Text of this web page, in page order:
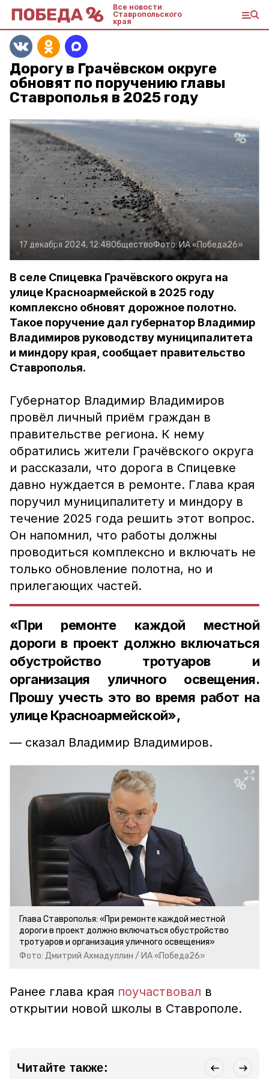
Все новости
Ставропольского
края
Дорогу в Грачёвском округе
обновят по поручению главы
Ставрополья в 2025 году
17 декабря 2024, 12:48ОбществоФото:ИА «Победа26»
В селе Спицевка Грачёвского округа на
улице Красноармейской в 2025 году
комплексно обновят дорожное полотно.
Такое поручение дал губернатор Владимир
Владимиров руководству муниципалитета
и миндору края, сообщает правительство
Ставрополья.
Губернатор Владимир Владимиров
провёл личный приём граждан в
правительстве региона. К нему
обратились жители Грачёвского округа
и рассказали, что дорога в Спицевке
давно нуждается в ремонте. Глава края
поручил муниципалитету и миндору в
течение 2025 года решить этот вопрос.
Он напомнил, что работы должны
проводиться комплексно и включать не
только обновление полотна, но и
прилегающих частей.
«При ремонте каждой местной
дороги в проект должно включаться
обустройство тротуаров и
организация уличного освещения.
Прошу учесть это во время работ на
улице Красноармейской»,
— сказал Владимир Владимиров.
Глава Ставрополья: «При ремонте каждой местной
дороги в проект должно включаться обустройство
тротуаров и организация уличного освещения»
Фото: Дмитрий Ахмадуллин / ИА «Победа26»
Ранее глава края поучаствовал в
открытии новой школы в Ставрополе.
Читайте также: